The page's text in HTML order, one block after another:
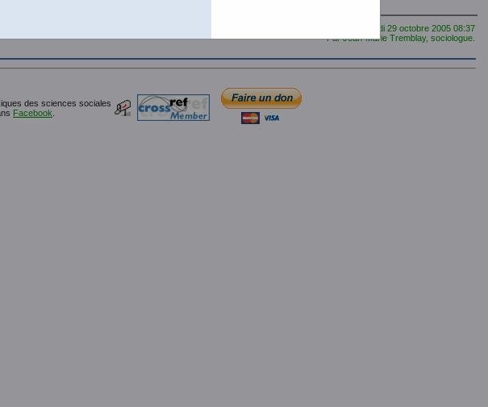
Dernière mise à jour de cette page le Samedi 29 octobre 2005 08:37
Par Jean-Marie Tremblay, sociologue.
des sciences sociales
Facebook